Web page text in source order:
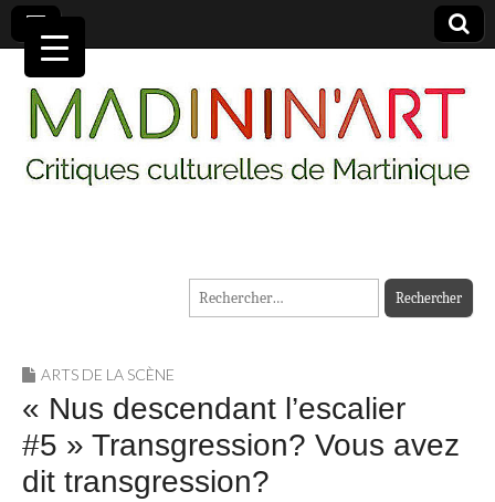
MADININ'ART
Rechercher :
ARTS DE LA SCÈNE
« Nus descendant l’escalier
#5 » Transgression? Vous avez
dit transgression?